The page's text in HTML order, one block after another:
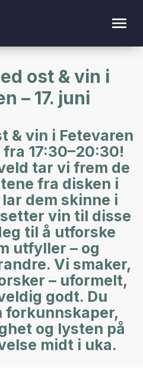
ost & vin i
– 17. juni
& vin i Fetevaren
17:30–20:30!
tar vi frem de
fra disken i
dem skinne i
vin til disse
til å utforske
utfyller – og
Vi smaker,
– uformelt,
godt. Du
forkunnskaper,
og lysten på
midt i uka.